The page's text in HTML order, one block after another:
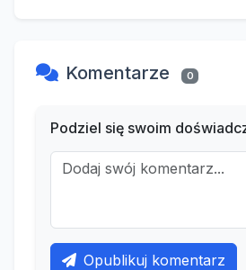
Komentarze 0
Podziel się swoim
Opublikuj komentarz